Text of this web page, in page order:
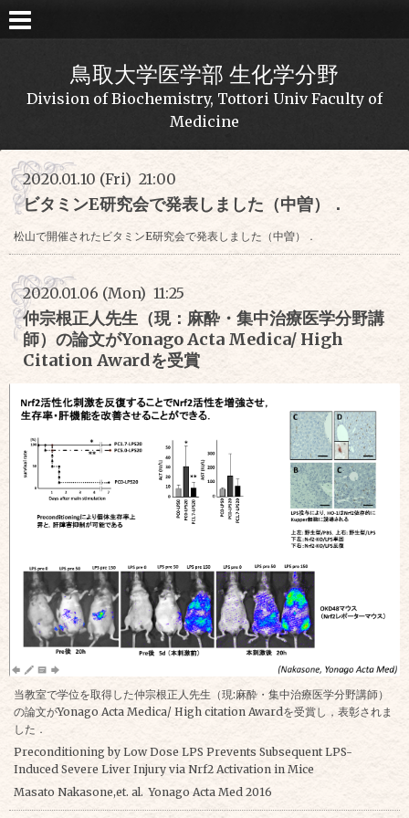
鳥取大学医学部 生化学分野
Division of Biochemistry, Tottori Univ Faculty of
Medicine
2020.01.10 (Fri) 21:00
ビタミンE研究会で発表しました（中曽）．
松山で開催されたビタミンE研究会で発表しました（中曽）．
2020.01.06 (Mon) 11:25
仲宗根正人先生（現：麻酔・集中治療医学分野講
師）の論文がYonago Acta Medica/ High
Citation Awardを受賞
当教室で学位を取得した仲宗根正人先生（現:麻酔・集中治療医学分野講師）
の論文がYonago Acta Medica/ High citation Awardを受賞し，表彰されま
した．
Preconditioning by Low Dose LPS Prevents Subsequent LPS-
Induced Severe Liver Injury via Nrf2 Activation in Mice
Masato Nakasone,et. al. Yonago Acta Med 2016